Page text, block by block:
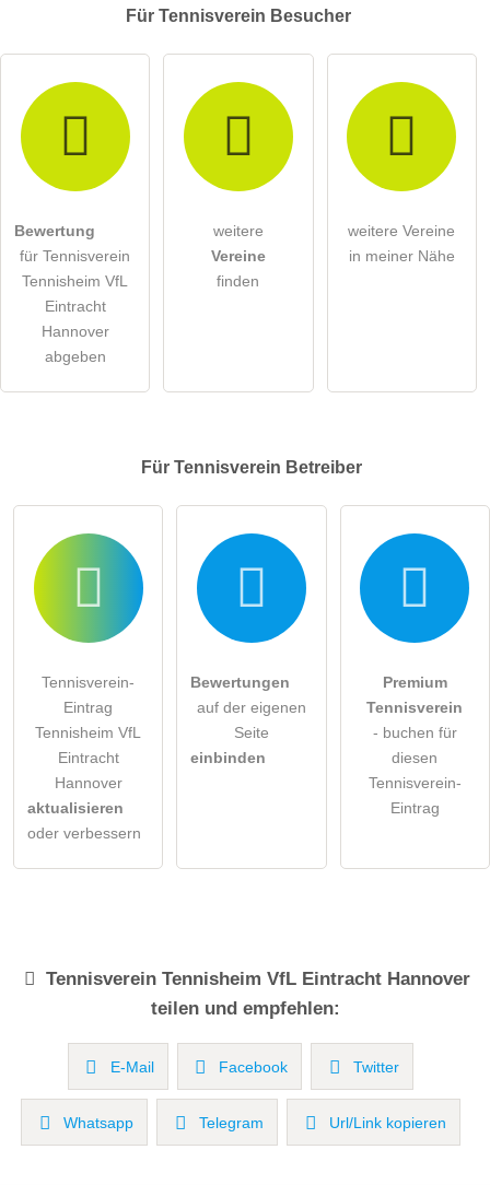
Für Tennisverein Besucher
Bewertung
für Tennisverein
Tennisheim VfL
Eintracht
Hannover
abgeben
weitere
Vereine
finden
weitere Vereine
in meiner Nähe
Für Tennisverein Betreiber
Tennisverein-
Eintrag
Tennisheim VfL
Eintracht
Hannover
aktualisieren
oder verbessern
Bewertungen
auf der eigenen
Seite
einbinden
Premium
Tennisverein
- buchen für
diesen
Tennisverein-
Eintrag
Tennisverein Tennisheim VfL Eintracht Hannover
teilen und empfehlen:
E-Mail Facebook Twitter
Whatsapp Telegram Url/Link kopieren